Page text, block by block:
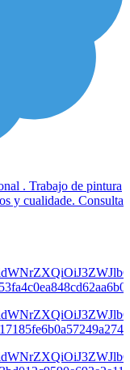
. Trabajo de pintura
y cualidade. Consulta